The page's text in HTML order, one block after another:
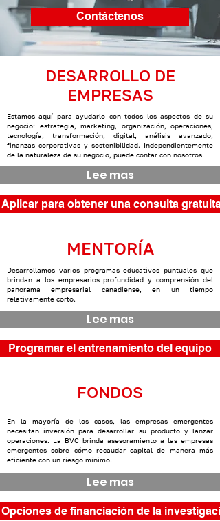
Contáctenos
DESARROLLO DE
EMPRESAS
Estamos aquí para ayudarlo con todos los aspectos de su
negocio: estrategia, marketing, organización, operaciones,
tecnología, transformación, digital, análisis avanzado,
finanzas corporativas y sostenibilidad. Independientemente
de la naturaleza de su negocio, puede contar con nosotros.
Lee mas
Aplicar para obtener una consulta gratuita
MENTORÍA
Desarrollamos varios programas educativos puntuales que
brindan a los empresarios profundidad y comprensión del
panorama empresarial canadiense, en un tiempo
relativamente corto.
Lee mas
Programar el entrenamiento del equipo
FONDOS
En la mayoría de los casos, las empresas emergentes
necesitan inversión para desarrollar su producto y lanzar
operaciones. La BVC brinda asesoramiento a las empresas
emergentes sobre cómo recaudar capital de manera más
eficiente con un riesgo mínimo.
Lee mas
Opciones de financiación de la